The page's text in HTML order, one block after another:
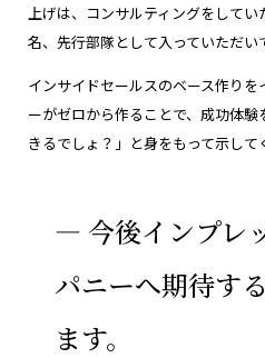
上げは、コンサルティングをして
名、先行部隊として入っていただい
インサイドセールスのベース作り
ーがゼロから作ることで、成功体
きるでしょ？」と身をもって示して
― 今後インプレ
パニーへ期待す
ます。